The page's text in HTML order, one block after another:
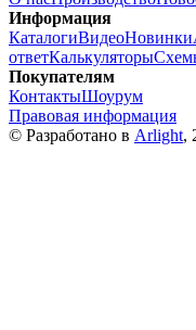
Информация
КаталогиВидеоНовинки
ответКалькуляторы
Покупателям
КонтактыШоурум
Правовая информация
© Разработано в Arlight,